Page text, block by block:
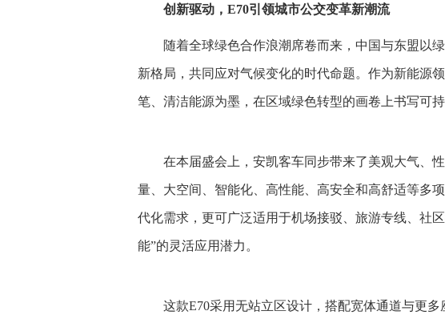
创新驱动，E70引领城市公交变革新潮流
随着全球绿色合作浪潮席卷而来，中国与东盟以
新格局，共同应对气候变化的时代命题。作为新能源
笔、清洁能源为墨，在区域绿色转型的画卷上书写可持
在本届盛会上，安凯客车同步带来了美观大气、
量、大空间、智能化、高性能、高安全和高舒适等多
代化需求，更可广泛适用于机场接驳、旅游专线、社
能”的灵活应用潜力。
这款E70采用无站立区设计，搭配宽体通道与更